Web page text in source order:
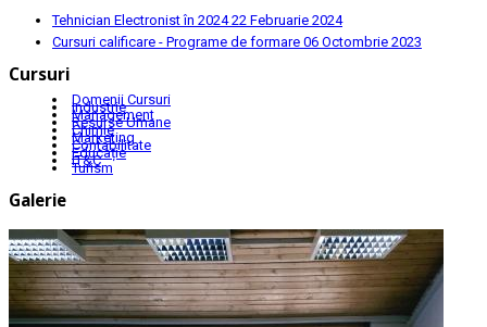
Tehnician Electronist în 202422 Februarie 2024
Cursuri calificare - Programe de formare 06 Octombrie 2023
Cursuri
Domenii Cursuri
Industrie
Management
Resurse Umane
Chimie
Marketing
Contabilitate
Educație
IT&C
Turism
Galerie